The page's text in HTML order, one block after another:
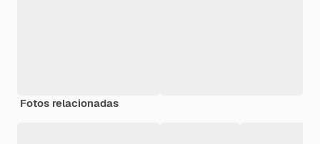
Fotos relacionadas